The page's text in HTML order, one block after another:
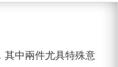
其中兩件尤具特殊意